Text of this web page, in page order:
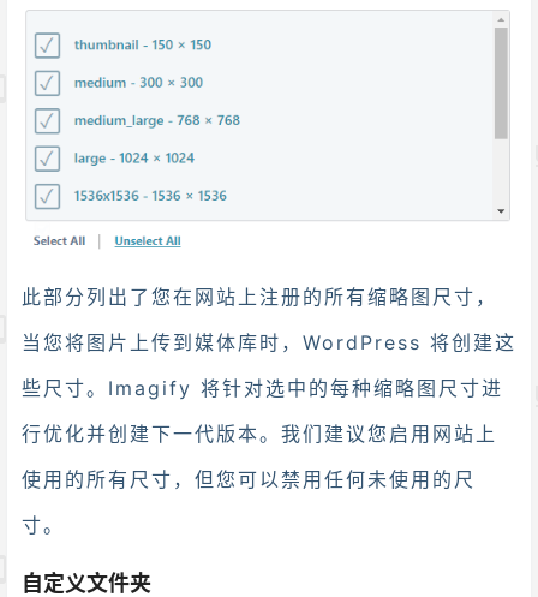
此部分列出了您在网站上注册的所有缩略图尺寸，
当您将图片上传到媒体库时，WordPress 将创建这
些尺寸。Imagify 将针对选中的每种缩略图尺寸进
行优化并创建下一代版本。我们建议您启用网站上
使用的所有尺寸，但您可以禁用任何未使用的尺
寸。
自定义文件夹